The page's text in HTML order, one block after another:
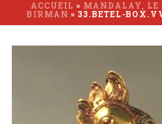
ACCUEIL » MANDALAY, LE
BIRMAN » 33.BETEL-